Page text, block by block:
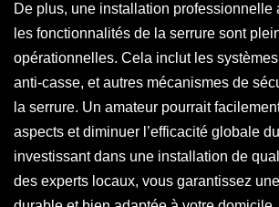
De plus, une installation professionnelle
les fonctionnalités de la serrure sont
opérationnelles. Cela inclut les
anti-casse, et autres mécanismes de
la serrure. Un amateur pourrait
aspects et diminuer l’efficacité globale
investissant dans une installation de
des experts locaux, vous garantissez